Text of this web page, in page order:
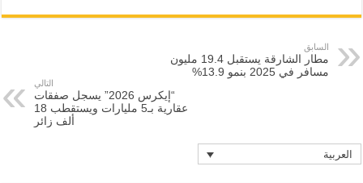
السابق
مطار الشارقة يستقبل 19.4 مليون
مسافر في 2025 بنمو 13.9%
التالي
“إيكرس 2026” يسجل صفقات
عقارية بـ5 مليارات ويستقطب 18
ألف زائر
العربية